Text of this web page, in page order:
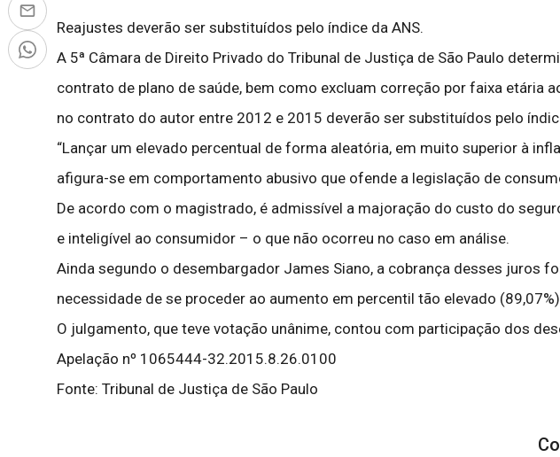
Reajustes deverão ser substituídos pelo índice da ANS.
A 5ª Câmara de Direito Privado do Tribunal de Justiça de São Paulo
contrato de plano de saúde, bem como excluam correção por faixa etária
no contrato do autor entre 2012 e 2015 deverão ser substituídos pelo
“Lançar um elevado percentual de forma aleatória, em muito superior à
afigura-se em comportamento abusivo que ofende a legislação de
De acordo com o magistrado, é admissível a majoração do custo do
e inteligível ao consumidor – o que não ocorreu no caso em análise.
Ainda segundo o desembargador James Siano, a cobrança desses juros
necessidade de se proceder ao aumento em percentil tão elevado
O julgamento, que teve votação unânime, contou com participação dos
Apelação nº 1065444-32.2015.8.26.0100
Fonte: Tribunal de Justiça de São Paulo